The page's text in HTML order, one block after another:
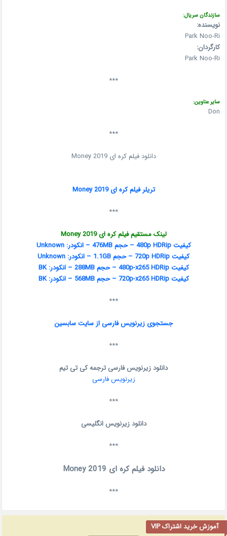
سازندگان سریال:
نویسنده:
Park Noo-Ri
کارگردان:
Park Noo-Ri
***
سایر عناوین:
Don
***
دانلود فیلم کره ای Money 2019
تریلر فیلم کره ای Money 2019
***
لینک مستقیم فیلم کره ای Money 2019
کیفیت 480p HDRip – حجم 476MB – انکودر: Unknown
کیفیت 720p HDRip – حجم 1.1GB – انکودر: Unknown
کیفیت 480p-x265 HDRip – حجم 288MB – انکودر: BK
کیفیت 720p-x265 HDRip – حجم 568MB – انکودر: BK
***
جستجوی زیرنویس فارسی از سایت سابسین
***
دانلود زیرنویس فارسی ترجمه کی تی تیم
زیرنویس فارسی
***
دانلود زیرنویس انگلیسی
***
دانلود فیلم کره ای Money 2019
***
آموزش خرید اشتراک VIP